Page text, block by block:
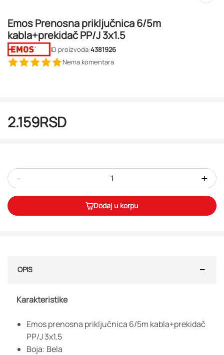
Emos Prenosna priključnica 6/5m
kabla+prekidač PP/J 3x1.5
ID proizvoda:4381926
Nema komentara
2.159RSD
- +
Dodaj u korpu
OPIS
Karakteristike
Emos prenosna priključnica 6/5m kabla+prekidač
PP/J 3x1.5
Boja: Bela